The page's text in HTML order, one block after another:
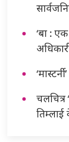
‘बा :
चलचित्र
तिम्लाई